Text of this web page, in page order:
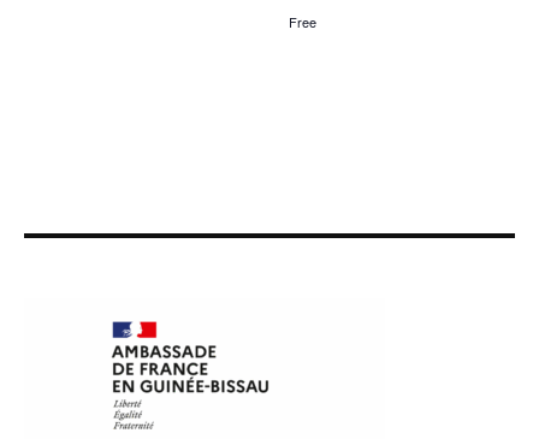
Free